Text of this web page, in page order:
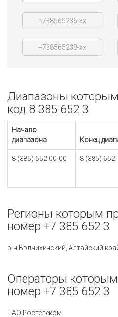
+738565236-xx
+738565238-xx
Диапазоны
код 8 385 652 3
Начало
диапазона
Конец
8 (385) 652-00-00 8 (385)
Регионы которым
номер +7 385 652 3
р-н Волчихинский, Алтайский
Операторы
номер +7 385 652 3
ПАО Ростелеком